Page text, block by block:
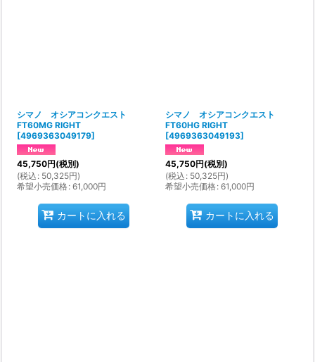
シマノ オシアコンクエスト
FT60MG RIGHT
[4969363049179]
45,750円(税別)
(税込 : 50,325円)
希望小売価格: 61,000円
カートに入れる
シマノ オシアコンクエスト
FT60HG RIGHT
[4969363049193]
45,750円(税別)
(税込 : 50,325円)
希望小売価格: 61,000円
カートに入れる